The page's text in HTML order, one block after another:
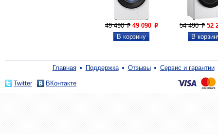
49 490P 49 090 P 54 490P 52
Главная Поддержка Отзывы Сервис и гарантии
Twitter ВКонтакте